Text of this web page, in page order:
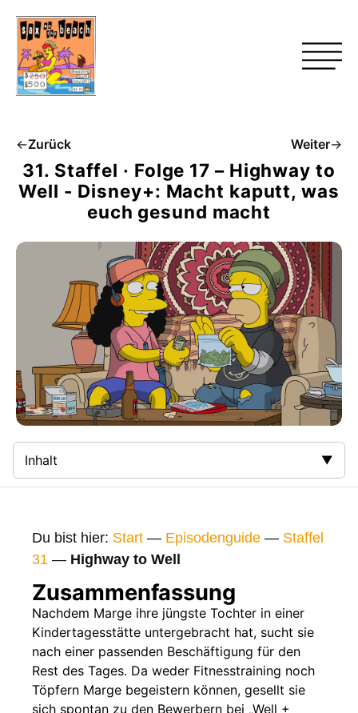
←Zurück Weiter→
31. Staffel · Folge 17 – Highway to
Well - Disney+: Macht kaputt, was
euch gesund macht
Inhalt
Zusammenfassung
Gags
Gaststars
Fakten
Sendetermine
Nächste / Vorherige Folge
Du bist hier: Start — Episodenguide — Staffel
31 — Highway to Well
Zusammenfassung
Nachdem Marge ihre jüngste Tochter in einer
Kindertagesstätte untergebracht hat, sucht sie
nach einer passenden Beschäftigung für den
Rest des Tages. Da weder Fitnesstraining noch
Töpfern Marge begeistern können, gesellt sie
sich spontan zu den Bewerbern bei „Well +